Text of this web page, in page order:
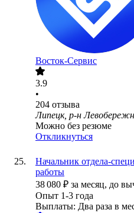
Восток-Сервис
3.9
•
204 отзыва
Липецк, р-н
Можно без резюме
Откликнуться
Начальник отдела-
работы
38 080 ₽ за месяц, до
Опыт 1-3 года
Выплаты: Два раза в